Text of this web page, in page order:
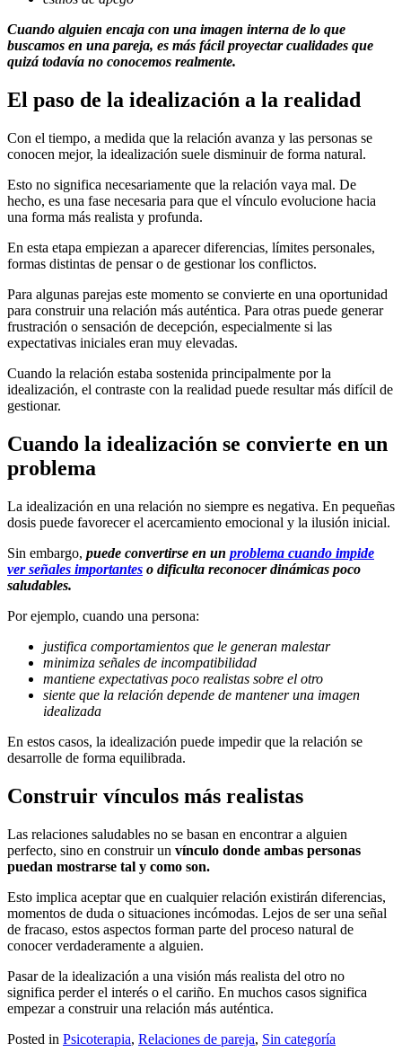
Cuando alguien encaja con una imagen interna de lo que
buscamos en una pareja, es más fácil proyectar cualidades que
quizá todavía no conocemos realmente.
El paso de la idealización a la realidad
Con el tiempo, a medida que la relación avanza y las personas se
conocen mejor, la idealización suele disminuir de forma natural.
Esto no significa necesariamente que la relación vaya mal. De
hecho, es una fase necesaria para que el vínculo evolucione hacia
una forma más realista y profunda.
En esta etapa empiezan a aparecer diferencias, límites personales,
formas distintas de pensar o de gestionar los conflictos.
Para algunas parejas este momento se convierte en una oportunidad
para construir una relación más auténtica. Para otras puede generar
frustración o sensación de decepción, especialmente si las
expectativas iniciales eran muy elevadas.
Cuando la relación estaba sostenida principalmente por la
idealización, el contraste con la realidad puede resultar más difícil de
gestionar.
Cuando la idealización se convierte en un
problema
La idealización en una relación no siempre es negativa. En pequeñas
dosis puede favorecer el acercamiento emocional y la ilusión inicial.
Sin embargo, puede convertirse en un problema cuando impide
ver señales importantes o dificulta reconocer dinámicas poco
saludables.
Por ejemplo, cuando una persona:
justifica comportamientos que le generan malestar
minimiza señales de incompatibilidad
mantiene expectativas poco realistas sobre el otro
siente que la relación depende de mantener una imagen
idealizada
En estos casos, la idealización puede impedir que la relación se
desarrolle de forma equilibrada.
Construir vínculos más realistas
Las relaciones saludables no se basan en encontrar a alguien
perfecto, sino en construir un vínculo donde ambas personas
puedan mostrarse tal y como son.
Esto implica aceptar que en cualquier relación existirán diferencias,
momentos de duda o situaciones incómodas. Lejos de ser una señal
de fracaso, estos aspectos forman parte del proceso natural de
conocer verdaderamente a alguien.
Pasar de la idealización a una visión más realista del otro no
significa perder el interés o el cariño. En muchos casos significa
empezar a construir una relación más auténtica.
Posted in Psicoterapia, Relaciones de pareja, Sin categoría